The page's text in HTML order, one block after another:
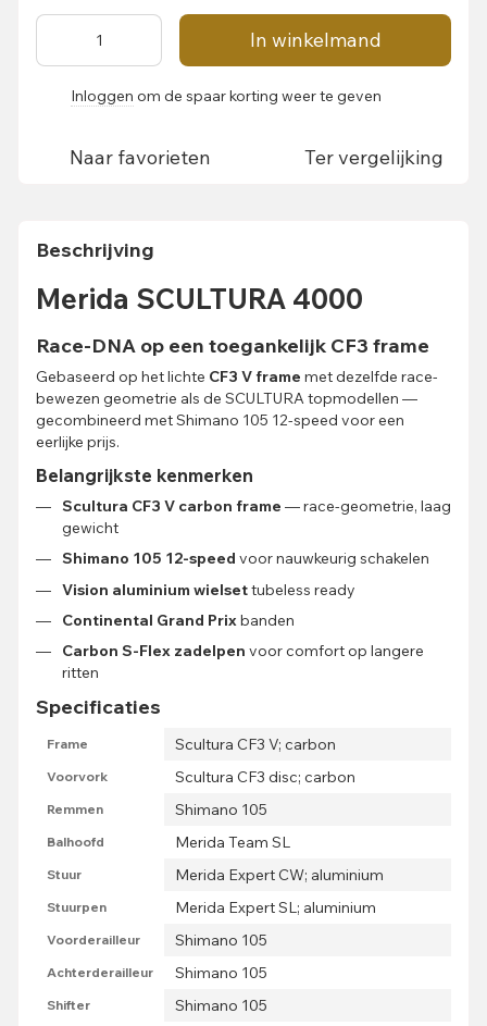
In winkelmand
Inloggen om de spaar korting weer te geven
Naar favorieten Ter vergelijking
Beschrijving
Merida SCULTURA 4000
Race-DNA op een toegankelijk CF3 frame
Gebaseerd op het lichte CF3 V frame met dezelfde race-
bewezen geometrie als de SCULTURA topmodellen —
gecombineerd met Shimano 105 12-speed voor een
eerlijke prijs.
Belangrijkste kenmerken
Scultura CF3 V carbon frame — race-geometrie, laag
gewicht
Shimano 105 12-speed voor nauwkeurig schakelen
Vision aluminium wielsettubeless ready
Continental Grand Prixbanden
Carbon S-Flex zadelpen voor comfort op langere
ritten
Specificaties
Frame Scultura CF3 V; carbon
Voorvork Scultura CF3 disc; carbon
Remmen Shimano 105
Balhoofd Merida Team SL
Stuur Merida Expert CW; aluminium
Stuurpen Merida Expert SL; aluminium
Voorderailleur Shimano 105
Achterderailleur Shimano 105
Shifter Shimano 105